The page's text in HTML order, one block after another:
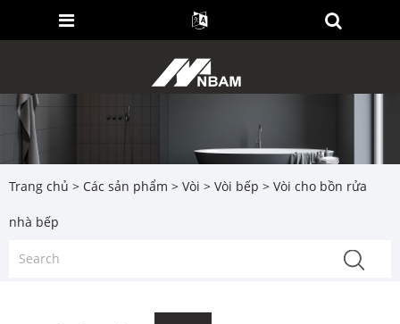
Trang chủ > Các sản phẩm > Vòi > Vòi bếp > Vòi cho bồn rửa
nhà bếp